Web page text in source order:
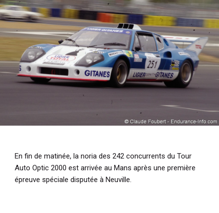
p
a
l
En fin de matinée, la noria des 242 concurrents du Tour
Auto Optic 2000 est arrivée au Mans après une première
épreuve spéciale disputée à Neuville.